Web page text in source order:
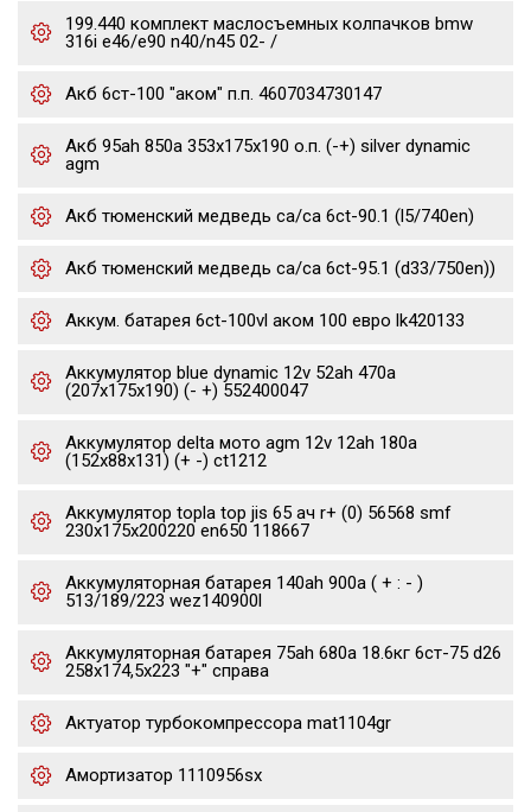
199.440 комплект маслосъемных колпачков bmw
316i e46/e90 n40/n45 02- /
Акб 6ст-100 "аком" п.п. 4607034730147
Акб 95ah 850a 353x175x190 о.п. (-+) silver dynamic
agm
Акб тюменский медведь ca/ca 6ct-90.1 (l5/740en)
Акб тюменский медведь ca/ca 6ct-95.1 (d33/750en))
Аккум. батарея 6ct-100vl аком 100 евро lk420133
Аккумулятор blue dynamic 12v 52ah 470a
(207x175x190) (- +) 552400047
Аккумулятор delta мото agm 12v 12ah 180a
(152x88x131) (+ -) ct1212
Аккумулятор topla top jis 65 ач r+ (0) 56568 smf
230x175x200220 en650 118667
Аккумуляторная батарея 140ah 900a ( + : - )
513/189/223 wez140900l
Аккумуляторная батарея 75ah 680a 18.6кг 6ст-75 d26
258x174,5x223 "+" справа
Актуатор турбокомпрессора mat1104gr
Амортизатор 1110956sx